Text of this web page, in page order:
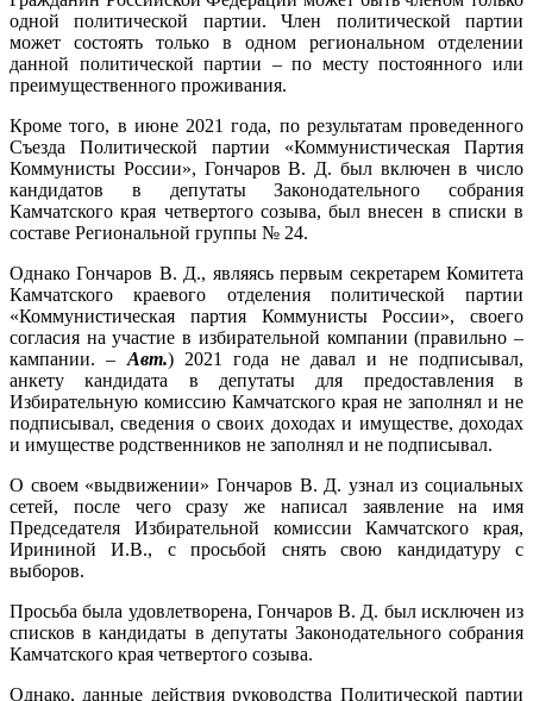
одной политической партии. Член политической партии
может состоять только в одном региональном отделении
данной политической партии – по месту постоянного или
преимущественного проживания.
Кроме того, в июне 2021 года, по результатам проведенного
Съезда Политической партии «Коммунистическая Партия
Коммунисты России», Гончаров В. Д. был включен в число
кандидатов в депутаты Законодательного собрания
Камчатского края четвертого созыва, был внесен в списки в
составе Региональной группы № 24.
Однако Гончаров В. Д., являясь первым секретарем Комитета
Камчатского краевого отделения политической партии
«Коммунистическая партия Коммунисты России», своего
согласия на участие в избирательной компании (правильно –
кампании. – Авт.) 2021 года не давал и не подписывал,
анкету кандидата в депутаты для предоставления в
Избирательную комиссию Камчатского края не заполнял и не
подписывал, сведения о своих доходах и имуществе, доходах
и имуществе родственников не заполнял и не подписывал.
О своем «выдвижении» Гончаров В. Д. узнал из социальных
сетей, после чего сразу же написал заявление на имя
Председателя Избирательной комиссии Камчатского края,
Ирининой И.В., с просьбой снять свою кандидатуру с
выборов.
Просьба была удовлетворена, Гончаров В. Д. был исключен из
списков в кандидаты в депутаты Законодательного собрания
Камчатского края четвертого созыва.
Однако, данные действия руководства Политической партии